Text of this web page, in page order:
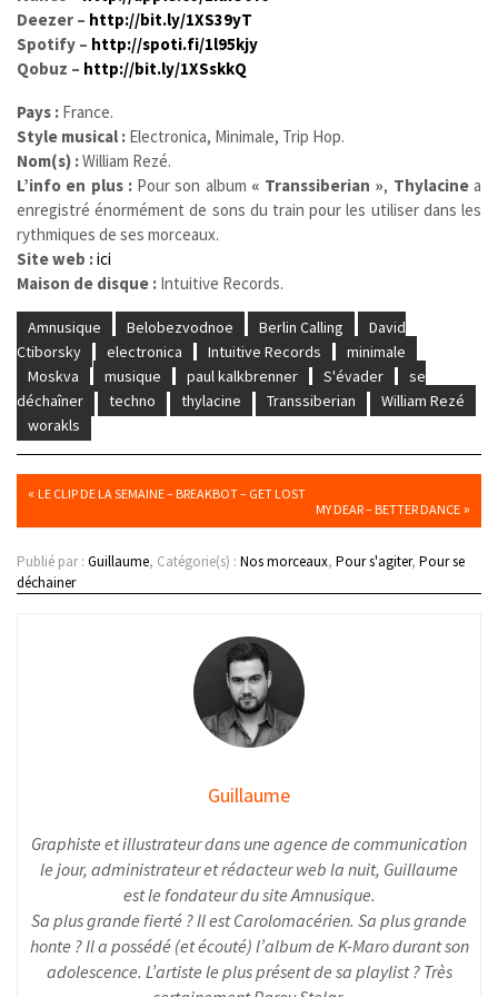
Deezer – http://bit.ly/1XS39yT
Spotify – http://spoti.fi/1l95kjy
Qobuz – http://bit.ly/1XSskkQ
Pays : France.
Style musical : Electronica, Minimale, Trip Hop.
Nom(s) :William Rezé.
L’info en plus :Pour son album « Transsiberian », Thylacinea
enregistré énormément de sons du train pour les utiliser dans les
rythmiques de ses morceaux.
Site web :ici
Maison de disque : Intuitive Records.
Amnusique Belobezvodnoe Berlin Calling
David
Ctiborsky
electronica Intuitive Records
minimale
Moskva
musique paul kalkbrenner S'évader
se
déchaîner
techno thylacine Transsiberian
William Rezé
worakls
« LE CLIP DE LA SEMAINE – BREAKBOT – GET LOST
MY DEAR – BETTER DANCE »
Publié par : Guillaume, Catégorie(s) : Nos morceaux, Pour s'agiter, Pour se
déchainer
Guillaume
Graphiste et illustrateur dans une agence de communication
le jour, administrateur et rédacteur web la nuit, Guillaume
est le fondateur du site Amnusique.
Sa plus grande fierté ? Il est Carolomacérien. Sa plus grande
honte ? Il a possédé (et écouté) l’album de K-Maro durant son
adolescence. L’artiste le plus présent de sa playlist ? Très